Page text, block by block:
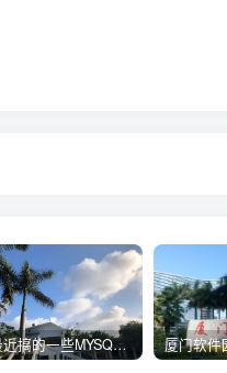
最近搞的一些MYSQL相关的docker镜像